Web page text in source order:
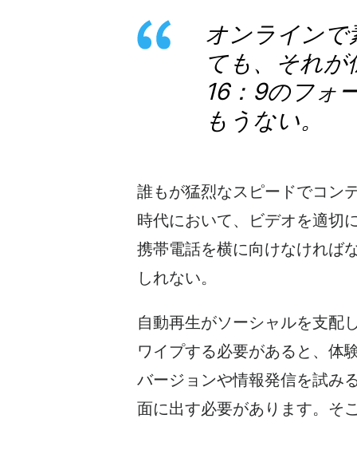
オンラインで
ても 、それが
16：9のフォ
もうない。
誰もが猛烈なスピードでコン
時代において、
ビデオを適切
携帯電話を横に向けなければ
しれない。
自動再生がソーシャルを支配
ワイプする必要があると、体
バージョンや情報発信を試み
面に出す必要があります。そ